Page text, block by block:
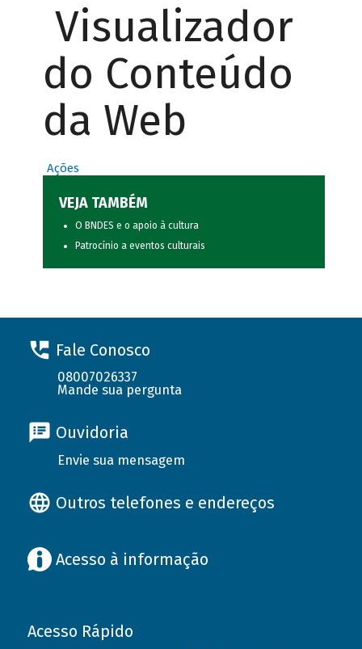
Visualizador
do Conteúdo
da Web
Ações
VEJA TAMBÉM
O BNDES e o apoio à cultura
Patrocínio a eventos culturais
Fale Conosco
08007026337
Mande sua pergunta
Ouvidoria
Envie sua mensagem
Outros telefones e endereços
Acesso à informação
Acesso Rápido